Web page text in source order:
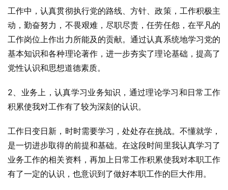
工作中，认真贯彻执行党的路线、方针、政策，工作积极主
动，勤奋努力，不畏艰难，尽职尽责，任劳任怨，在平凡的
工作岗位上作出力所能及的贡献。通过认真系统地学习党的
基本知识和各种理论著作，进一步夯实了理论基础，提高了
党性认识和思想道德素质。
2、业务上，认真学习业务知识，通过理论学习和日常工作
积累使我对工作有了较为深刻的认识。
工作日变日新，时时需要学习，处处存在挑战。不懂就学，
是一切进步取得的前提和基础。在这段时间里我认真学习了
业务工作的相关资料，再加上日常工作积累使我对本职工作
有了一定的认识，也意识到了做好本职工作的巨大作用。